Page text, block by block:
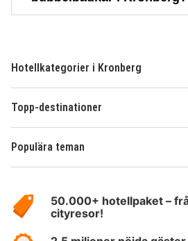
Hotellkategorier i Kronberg
Topp-destinationer
Populära teman
HotelSpecials50.000+ hotellpaket –
cityresor!